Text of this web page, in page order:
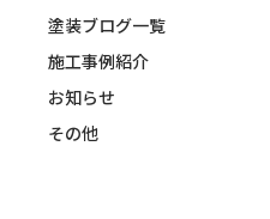
塗装ブログ一覧
施工事例紹介
お知らせ
その他